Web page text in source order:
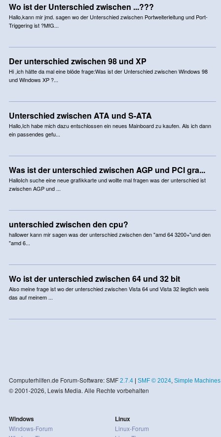
Wo ist der Unterschied zwischen ...???
Hallo,kann mir jmd. sagen wo der Unterschied zwischen Portweiterleitung und Port-
Triggering ist ?MfG...
Der unterschied zwischen 98 und XP
Hi ,ich hätte da mal eine blöde frage:Was ist der Unterschied zwischen Windows 98
und Windows XP ?...
Unterschied zwischen ATA und S-ATA
Hallo,Ich habe mich dazu entschlossen ein neues Mainboard zu kaufen. Als ich dann
ein passendes gefu...
Was ist der unterschied zwischen AGP und PCI gra...
HalloIch suche eine neue grafikkarte und wollte mal fragen was der unterschied ist
zwischen AGP und ...
unterschied zwischen den cpu?
hallower kann mir sagen was der unterschied zwischen den "amd 64 3200+"und den
"amd 6...
Wo ist der unterschied zwischen 64 und 32 bit
Also meine frage ist wo der unterschied zwischen Vista 64 und Vista 32 liegtich weis
das auf meinem ...
Computerhilfen.de Forum-Software: SMF 2.7.4| SMF © 2024, Simple Machines
© 2001-2026, Lewis Media. Alle Rechte vorbehalten
Windows
Windows-Forum
Linux
Linux-Forum